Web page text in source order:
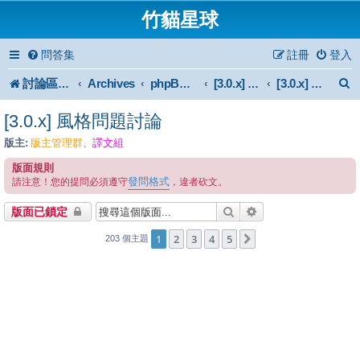
竹貓星球
問答集 登入
註冊
討論區首頁 Archives phpBB 3.0.x Forum Archive [3.0.x] Style [3.0.x] 風格問題討論
[3.0.x] 風格問題討論
版主: 版主管理群、 譯文組
版面規則
請注意！您的提問必須遵守發問格式 ，違者砍文。
版面已鎖定 搜尋
203 個主題 1 2 3 4 5